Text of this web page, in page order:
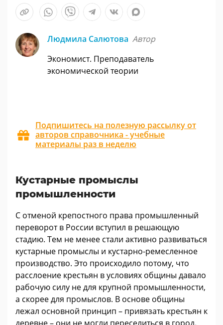
Людмила Салютова Автор
Экономист. Преподаватель
экономической теории
Подпишитесь на полезную рассылку от
авторов справочника - учебные
материалы раз в неделю
Кустарные промыслы
промышленности
С отменой крепостного права промышленный
переворот в России вступил в решающую
стадию. Тем не менее стали активно развиваться
кустарные промыслы и кустарно-ремесленное
производство. Это происходило потому, что
расслоение крестьян в условиях общины давало
рабочую силу не для крупной промышленности,
а скорее для промыслов. В основе общины
лежал основной принцип – привязать крестьян к
деревне – они не могли переселиться в город.